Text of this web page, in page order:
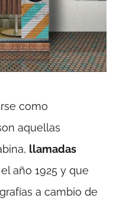
como
aquellas
llamadas
año 1925 y que
a cambio de